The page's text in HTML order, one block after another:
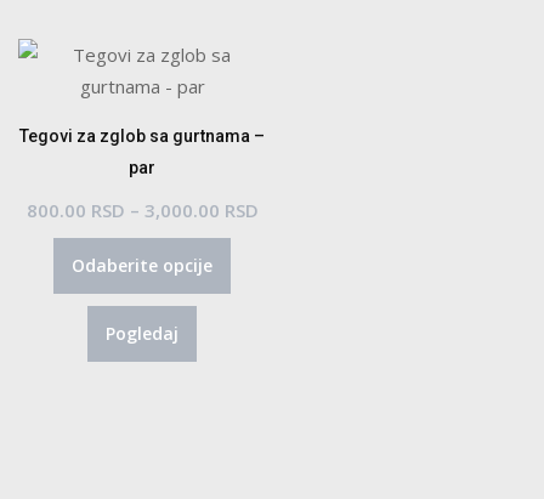
Tegovi za zglob sa gurtnama –
par
800.00 RSD – 3,000.00 RSDRaspon
Odaberite opcije
Ovaj
Pogledaj